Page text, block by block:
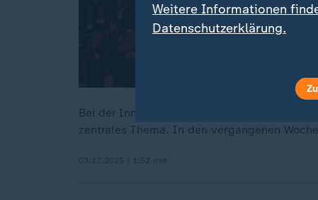
Bei der Innenministerkonferenz in Bremen
zentrales Thema. In den vergangenen
Weitere Informationen
Datenschutzerklärung.